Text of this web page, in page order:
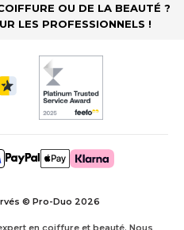
OU DE LA BEAUTÉ ?
LES PROFESSIONNELS !
© Pro-Duo 2026
en coiffure et beauté. Nous